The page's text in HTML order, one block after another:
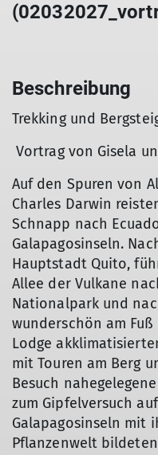
Beschreibung
Trekking und
Vortrag von Gisela
Auf den Spuren von
Charles Darwin
Schnapp nach
Galapagosinseln.
Hauptstadt Quito,
Allee der Vulkane
Nationalpark und
wunderschön am
Lodge
mit Touren am Berg
Besuch
zum Gipfelversuch
Galapagosinseln mit
Pflanzenwelt